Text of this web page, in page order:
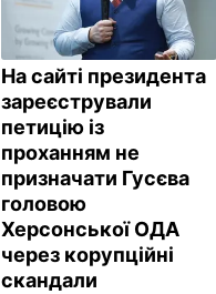
На сайті президента
зареєстрували
петицію із
проханням не
призначати Гусєва
головою
Херсонської ОДА
через корупційні
скандали